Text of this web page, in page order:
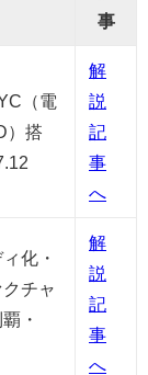
事
（電
）搭
解
説
記
事
へ
化・
チャ
・
解
説
記
事
へ